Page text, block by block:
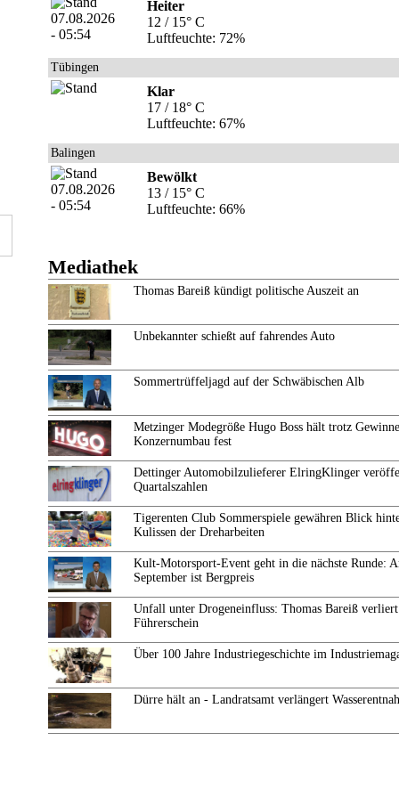
Heiter
12 / 15° C
Luftfeuchte: 72%
Tübingen
Klar
17 / 18° C
Luftfeuchte: 67%
Balingen
Bewölkt
13 / 15° C
Luftfeuchte: 66%
Mediathek
Thomas Bareiß kündigt politische Auszeit an
Unbekannter schießt auf fahrendes Auto
Sommertrüffeljagd auf der Schwäbischen Alb
Metzinger Modegröße Hugo Boss hält trotz
Konzernumbau fest
Dettinger Automobilzulieferer ElringKlinger
Quartalszahlen
Tigerenten Club Sommerspiele gewähren Blick
Kulissen der Dreharbeiten
Kult-Motorsport-Event geht in die nächste Runde:
September ist Bergpreis
Unfall unter Drogeneinfluss: Thomas Bareiß verliert
Führerschein
Über 100 Jahre Industriegeschichte im
Dürre hält an - Landratsamt verlängert